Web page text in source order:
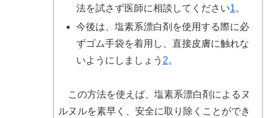
法を試さず医師に相談してください1。
今後は、塩素系漂白剤を使用する際に必
ずゴム手袋を着用し、直接皮膚に触れな
いようにしましょう 2。
この方法を使えば、塩素系漂白剤によるヌ
ルヌルを素早く、安全に取り除くことができ